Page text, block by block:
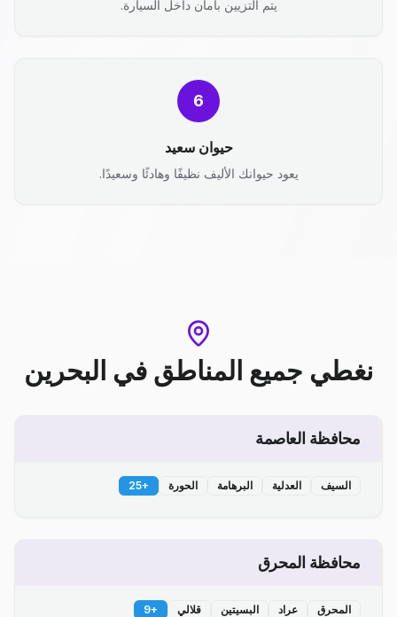
يتم التزيين بأمان داخل السيارة.
6
حيوان سعيد
يعود حيوانك الأليف نظيفًا وهادئًا وسعيدًا.
نغطي جميع المناطق في البحرين
محافظة العاصمة
السيف العدلية البرهامة الحورة +
25
محافظة المحرق
المحرق عراد البسيتين قلالي +
9